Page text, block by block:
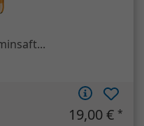
19,00 € *